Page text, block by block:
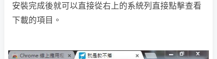
安裝完成後就可以直接從右上的系統列直接點擊查看
下載的項目。